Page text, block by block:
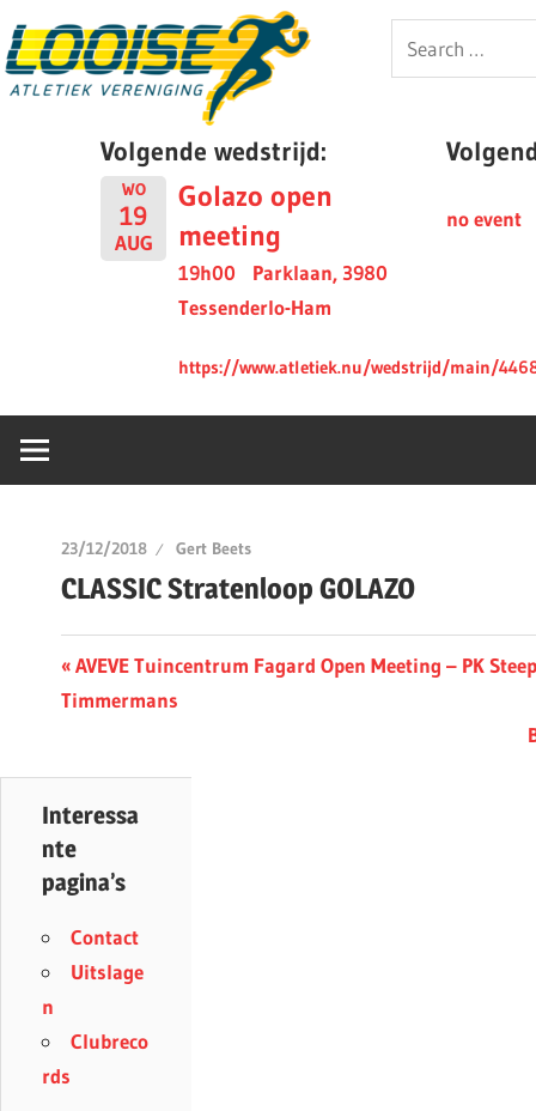
to
content
Looise
Search
for:
Volgende wedstrijd:
WO
19
AUG
Golazo open
meeting
19h00
Parklaan, 3980
Tessenderlo-Ham
https://www.atletiek.nu/wedstrijd/main/
no event
23/12/2018 Gert Beets
CLASSIC Stratenloop GOLAZO
Berichtnavigatie
Previous
Post:
AVEVE Tuincentrum Fagard Open Meeting – PK
Timmermans
Interessa
nte
pagina’s
Contact
Uitslage
n
Clubreco
rds